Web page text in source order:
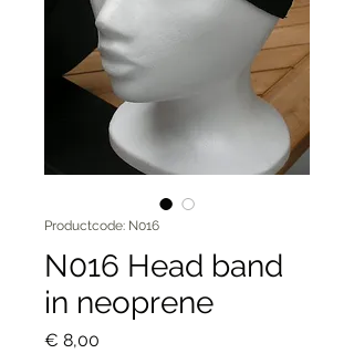
Productcode: N016
N016 Head band
in neoprene
€ 8,00